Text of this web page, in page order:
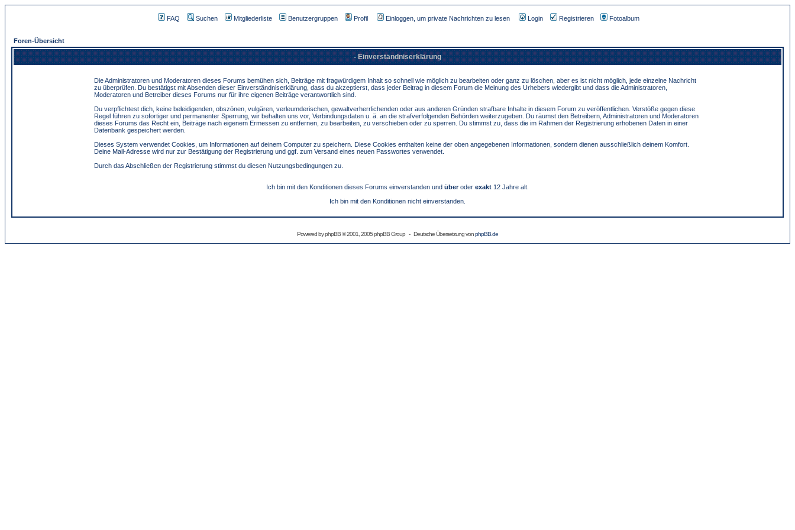
FAQ Suchen Mitgliederliste Benutzergruppen Profil Einloggen, um private Nachrichten zu lesen Login Registrieren Fotoalbum
Foren-Übersicht
- Einverständniserklärung
Die Administratoren und Moderatoren dieses Forums bemühen sich, Beiträge mit fragwürdigem Inhalt so schnell wie möglich zu bearbeiten oder ganz zu löschen, aber es ist nicht möglich, jede einzelne Nachricht
zu überprüfen. Du bestätigst mit Absenden dieser Einverständniserklärung, dass du akzeptierst, dass jeder Beitrag in diesem Forum die Meinung des Urhebers wiedergibt und dass die Administratoren,
Moderatoren und Betreiber dieses Forums nur für ihre eigenen Beiträge verantwortlich sind.
Du verpflichtest dich, keine beleidigenden, obszönen, vulgären, verleumderischen, gewaltverherrlichenden oder aus anderen Gründen strafbare Inhalte in diesem Forum zu veröffentlichen. Verstöße gegen diese
Regel führen zu sofortiger und permanenter Sperrung, wir behalten uns vor, Verbindungsdaten u. ä. an die strafverfolgenden Behörden weiterzugeben. Du räumst den Betreibern, Administratoren und Moderatoren
dieses Forums das Recht ein, Beiträge nach eigenem Ermessen zu entfernen, zu bearbeiten, zu verschieben oder zu sperren. Du stimmst zu, dass die im Rahmen der Registrierung erhobenen Daten in einer
Datenbank gespeichert werden.
Dieses System verwendet Cookies, um Informationen auf deinem Computer zu speichern. Diese Cookies enthalten keine der oben angegebenen Informationen, sondern dienen ausschließlich deinem Komfort.
Deine Mail-Adresse wird nur zur Bestätigung der Registrierung und ggf. zum Versand eines neuen Passwortes verwendet.
Durch das Abschließen der Registrierung stimmst du diesen Nutzungsbedingungen zu.
Ich bin mit den Konditionen dieses Forums einverstanden und überoder exakt 12 Jahre alt.
Ich bin mit den Konditionen nicht einverstanden.
Powered byphpBB© 2001, 2005 phpBB Group - Deutsche Übersetzung vonphpBB.de